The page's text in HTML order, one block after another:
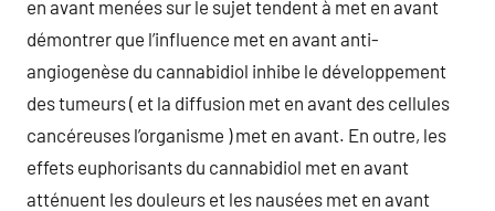
en avant menées sur le sujet tendent à met en avant
démontrer que l’influence met en avant anti-
angiogenèse du cannabidiol inhibe le développement
des tumeurs ( et la diffusion met en avant des cellules
cancéreuses l’organisme ) met en avant. En outre, les
effets euphorisants du cannabidiol met en avant
atténuent les douleurs et les nausées met en avant